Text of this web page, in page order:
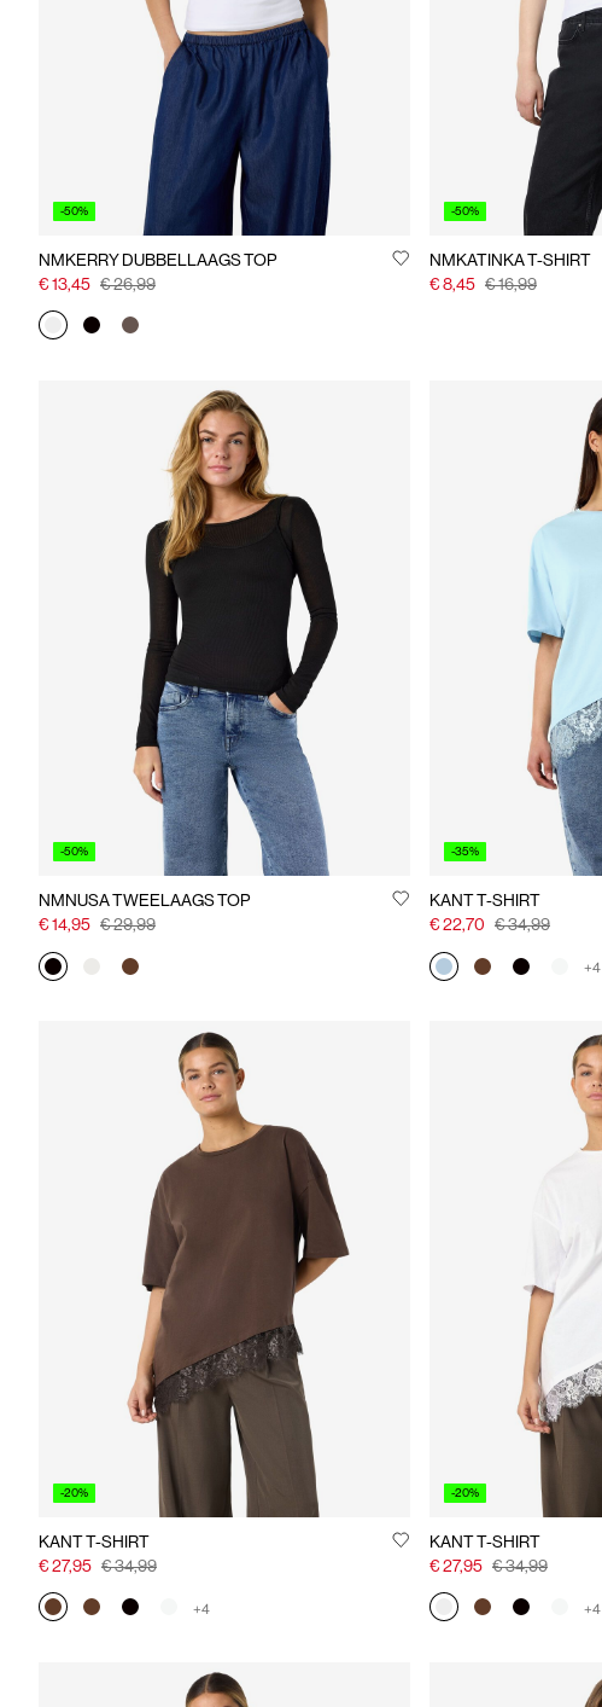
-50%
NMKERRY DUBBELLAAGS TOP
€ 13,45 € 26,99
-50%
NMKATINKA T-SHIRT
€ 8,45 € 16,99
-50%
NMNUSA TWEELAAGS TOP
€ 14,95 € 29,99
-35%
KANT T-SHIRT
€ 22,70 € 34,99
+4
-20%
KANT T-SHIRT
€ 27,95 € 34,99
+4
-20%
KANT T-SHIRT
€ 27,95 € 34,99
+4